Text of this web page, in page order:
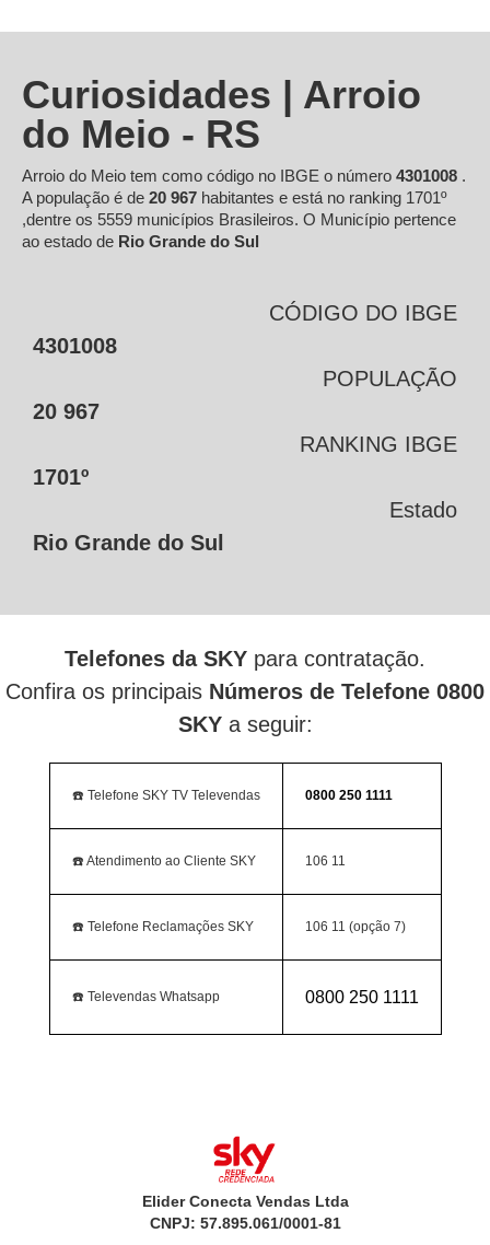
Curiosidades | Arroio
do Meio - RS
Arroio do Meio tem como código no IBGE o número 4301008 .
A população é de 20 967 habitantes e está no ranking 1701º
,dentre os 5559 municípios Brasileiros. O Município pertence
ao estado de Rio Grande do Sul
CÓDIGO DO IBGE
4301008
POPULAÇÃO
20 967
RANKING IBGE
1701º
Estado
Rio Grande do Sul
Telefones da SKY para contratação.
Confira os principais Números de Telefone 0800
SKYa seguir:
☎️ Telefone SKY TV Televendas 0800 250 1111
☎️ Atendimento ao Cliente SKY 106 11
☎️ Telefone Reclamações SKY 106 11 (opção 7)
☎️ Televendas Whatsapp 0800 250 1111
Elider Conecta Vendas Ltda
CNPJ: 57.895.061/0001-81